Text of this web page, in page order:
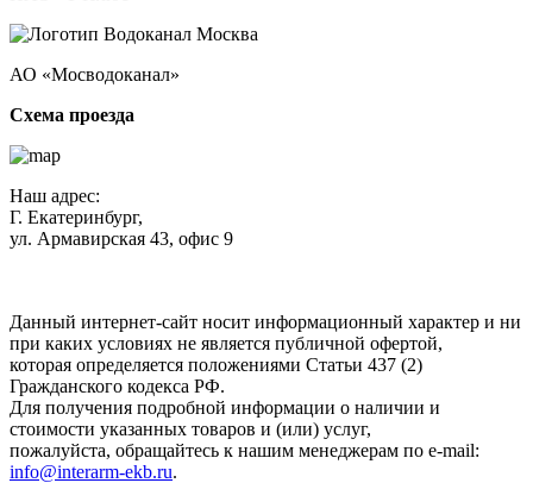
АО «Мосводоканал»
Схема проезда
Наш адрес:
Г. Екатеринбург,
ул. Армавирская 43, офис 9
Данный интернет-сайт носит информационный характер и ни
при каких условиях не является публичной офертой,
которая определяется положениями Статьи 437 (2)
Гражданского кодекса РФ.
Для получения подробной информации о наличии и
стоимости указанных товаров и (или) услуг,
пожалуйста, обращайтесь к нашим менеджерам по e-mail:
info@interarm-ekb.ru.